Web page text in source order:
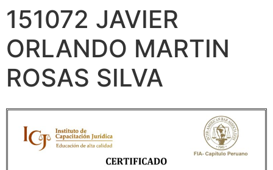
151072 JAVIER
ORLANDO MARTIN
ROSAS SILVA